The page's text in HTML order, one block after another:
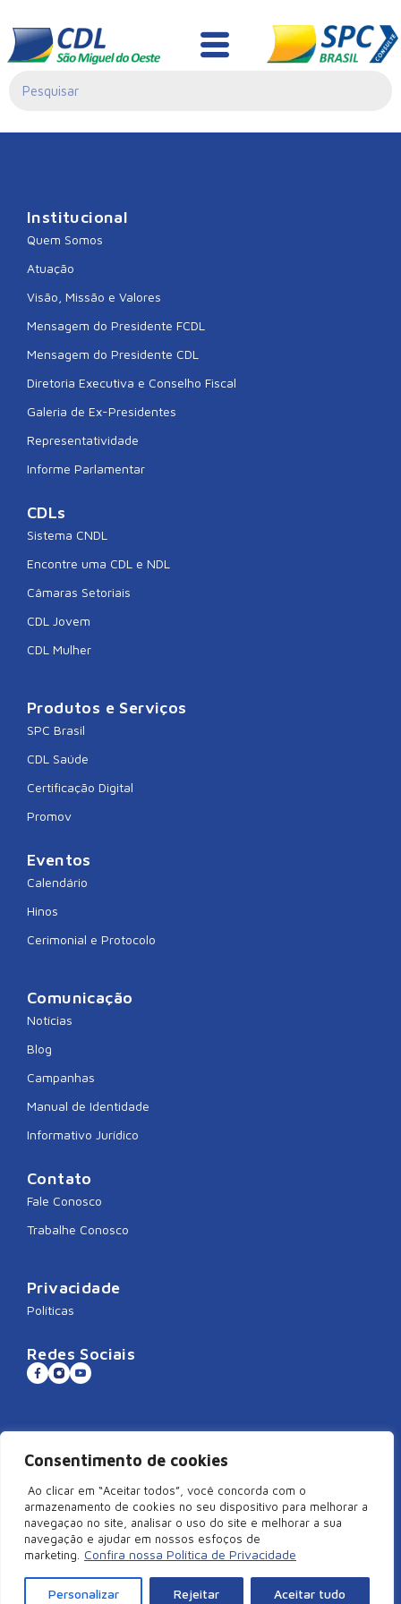
Consentimento de cookies
Ao clicar em “Aceitar todos”, você concorda com o
armazenamento de cookies no seu dispositivo para melhorar a
navegaçao no site, analisar o uso do site e melhorar a sua
navegação e ajudar em nossos esfoços de
marketing.
Confira nossa Política de Privacidade
Personalizar Rejeitar Aceitar tudo
CDL JACINTO
MACHADO
Institucional
Quem Somos
Atuação
Visão, Missão e Valores
Mensagem do Presidente FCDL
Mensagem do Presidente CDL
Diretoria Executiva e Conselho Fiscal
Galeria de Ex-Presidentes
Representatividade
Informe Parlamentar
CDLs
Sistema CNDL
Encontre uma CDL e NDL
Câmaras Setoriais
CDL Jovem
CDL Mulher
Produtos e Serviços
SPC Brasil
CDL Saúde
Certificação Digital
Promov
Eventos
Calendário
Hinos
Cerimonial e Protocolo
Comunicação
Notícias
Blog
Campanhas
Manual de Identidade
Informativo Jurídico
Contato
Fale Conosco
Trabalhe Conosco
Privacidade
Políticas
Redes Sociais
Sistema CNDL
©2026 Câmara de Dirigentes Lojistas de São Miguel do Oeste/SC –
Todos Direitos Reservados | Rua Duque de Caxias, 920, Centro –
89900-000 | CNPJ: 83.829.820/0001-18